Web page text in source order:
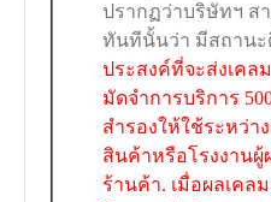
ปรากฏว่าบริษัทฯ ส
ทันทีนั้นว่า มีสถานะ
ประสงค์ที่จะส่งเคล
มัดจำการบริการ
สำรองให้ใช้ระหว่า
สินค้าหรือโรงงาน
ร้านค้า. เมื่อผลเคล